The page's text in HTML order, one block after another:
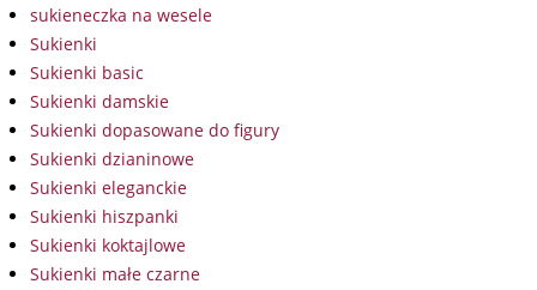
sukieneczka na wesele
Sukienki
Sukienki basic
Sukienki damskie
Sukienki dopasowane do figury
Sukienki dzianinowe
Sukienki eleganckie
Sukienki hiszpanki
Sukienki koktajlowe
Sukienki małe czarne